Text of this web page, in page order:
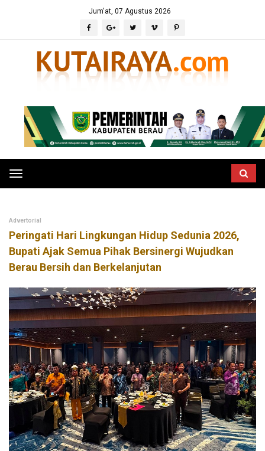
Jum'at, 07 Agustus 2026
Toggle
navigation
Advertorial
Peringati Hari Lingkungan Hidup Sedunia 2026,
Bupati Ajak Semua Pihak Bersinergi Wujudkan
Berau Bersih dan Berkelanjutan